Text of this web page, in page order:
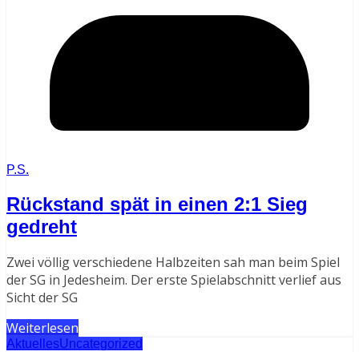
P.S.
Rückstand spät in einen 2:1 Sieg
gedreht
Zwei völlig verschiedene Halbzeiten sah man beim Spiel
der SG in Jedesheim. Der erste Spielabschnitt verlief aus
Sicht der SG
Weiterlesen
AktuellesUncategorized